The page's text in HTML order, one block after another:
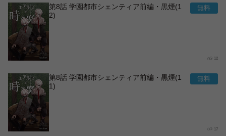
第8話 学園都市シェンティア前編・黒煙(1
2)
12
第8話 学園都市シェンティア前編・黒煙(1
1)
17